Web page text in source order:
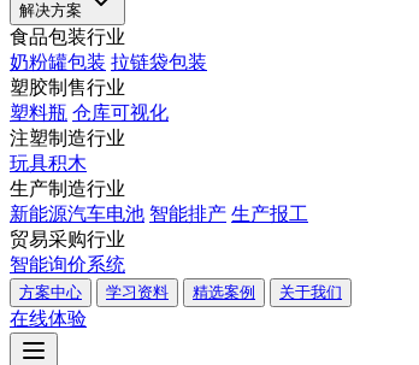
解决方案
食品包装行业
奶粉罐包装 拉链袋包装
塑胶制售行业
塑料瓶 仓库可视化
注塑制造行业
玩具积木
生产制造行业
新能源汽车电池 智能排产 生产报工
贸易采购行业
智能询价系统
方案中心 学习资料 精选案例 关于我们
在线体验